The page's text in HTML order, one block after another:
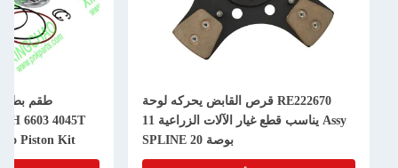
RE222670 قرص القابض يحركه لوحة
Assy يناسب قطع غيار الآلات الزراعية 11
بوصة 20 SPLINE
6603 4045T
Piston Kit